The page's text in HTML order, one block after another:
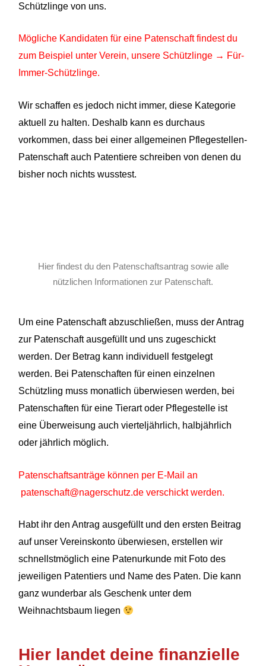
Schützlinge von uns.
Mögliche Kandidaten für eine Patenschaft findest du
zum Beispiel unter Verein, unsere Schützlinge → Für-
Immer-Schützlinge.
Wir schaffen es jedoch nicht immer, diese Kategorie
aktuell zu halten. Deshalb kann es durchaus
vorkommen, dass bei einer allgemeinen Pflegestellen-
Patenschaft auch Patentiere schreiben von denen du
bisher noch nichts wusstest.
Hier findest du den Patenschaftsantrag sowie alle
nützlichen Informationen zur Patenschaft.
Um eine Patenschaft abzuschließen, muss der Antrag
zur Patenschaft ausgefüllt und uns zugeschickt
werden. Der Betrag kann individuell festgelegt
werden. Bei Patenschaften für einen einzelnen
Schützling muss monatlich überwiesen werden, bei
Patenschaften für eine Tierart oder Pflegestelle ist
eine Überweisung auch vierteljährlich, halbjährlich
oder jährlich möglich.
Patenschaftsanträge können per E-Mail an
patenschaft@nagerschutz.de verschickt werden.
Habt ihr den Antrag ausgefüllt und den ersten Beitrag
auf unser Vereinskonto überwiesen, erstellen wir
schnellstmöglich eine Patenurkunde mit Foto des
jeweiligen Patentiers und Name des Paten. Die kann
ganz wunderbar als Geschenk unter dem
Weihnachtsbaum liegen
Hier landet deine finanzielle